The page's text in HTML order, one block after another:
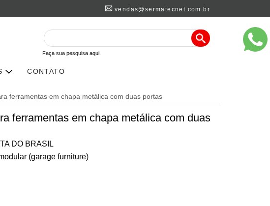
vendas@sermatecnet.com.br
Faça sua pesquisa aqui.
CONTATO
ferramentas em chapa metálica com duas portas
ferramentas em chapa metálica com duas
DO BRASIL
(garage furniture)